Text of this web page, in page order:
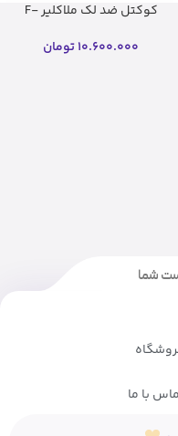
کوکتل ضد لک ملاکلیر F-
(اصل)
10.600.000تومان
شما
با ما